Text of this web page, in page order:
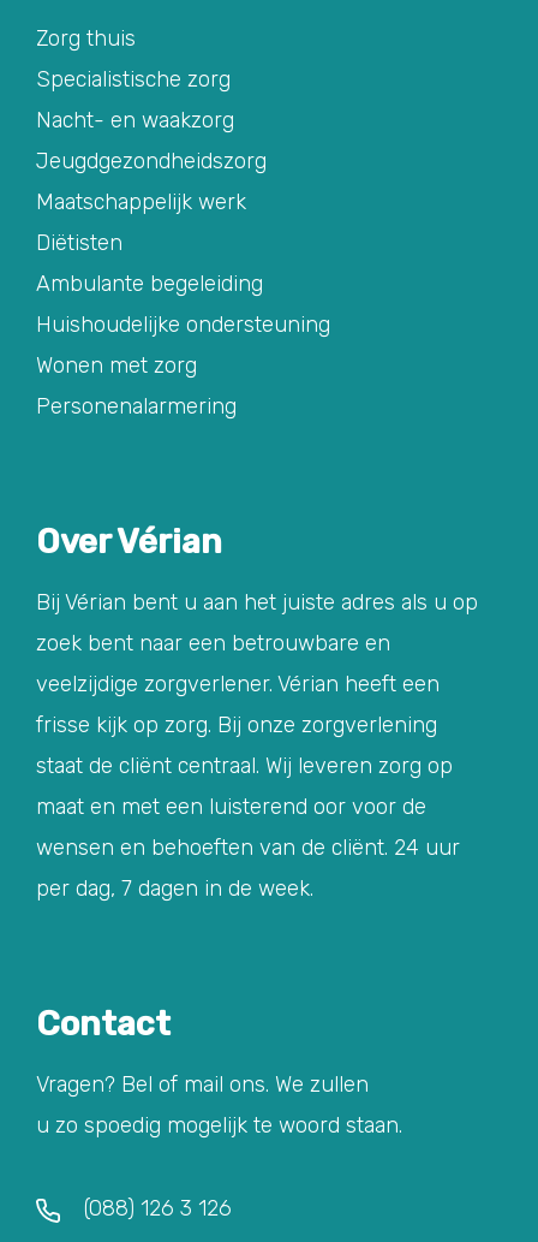
Zorg thuis
Specialistische zorg
Nacht- en waakzorg
Jeugdgezondheidszorg
Maatschappelijk werk
Diëtisten
Ambulante begeleiding
Huishoudelijke ondersteuning
Wonen met zorg
Personenalarmering
Over Vérian
Bij Vérian bent u aan het juiste adres als u op
zoek bent naar een betrouwbare en
veelzijdige zorgverlener. Vérian heeft een
frisse kijk op zorg. Bij onze zorgverlening
staat de cliënt centraal. Wij leveren zorg op
maat en met een luisterend oor voor de
wensen en behoeften van de cliënt. 24 uur
per dag, 7 dagen in de week.
Contact
Vragen? Bel of mail ons. We zullen
u zo spoedig mogelijk te woord staan.
(088) 126 3 126